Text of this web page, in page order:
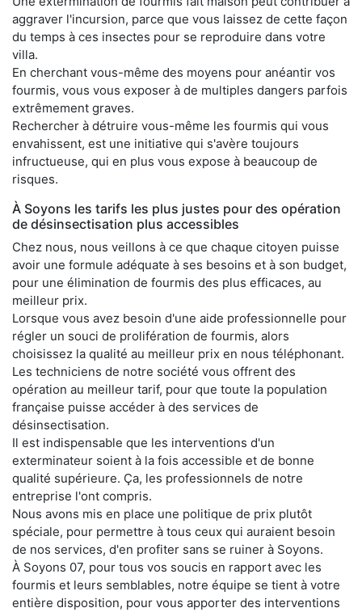
aggraver l'incursion, parce que vous laissez de cette façon
du temps à ces insectes pour se reproduire dans votre
villa.
En cherchant vous-même des moyens pour anéantir vos
fourmis, vous vous exposer à de multiples dangers parfois
extrêmement graves.
Rechercher à détruire vous-même les fourmis qui vous
envahissent, est une initiative qui s'avère toujours
infructueuse, qui en plus vous expose à beaucoup de
risques.
À Soyons les tarifs les plus justes pour des opération
de désinsectisation plus accessibles
Chez nous, nous veillons à ce que chaque citoyen puisse
avoir une formule adéquate à ses besoins et à son budget,
pour une élimination de fourmis des plus efficaces, au
meilleur prix.
Lorsque vous avez besoin d'une aide professionnelle pour
régler un souci de prolifération de fourmis, alors
choisissez la qualité au meilleur prix en nous téléphonant.
Les techniciens de notre société vous offrent des
opération au meilleur tarif, pour que toute la population
française puisse accéder à des services de
désinsectisation.
Il est indispensable que les interventions d'un
exterminateur soient à la fois accessible et de bonne
qualité supérieure. Ça, les professionnels de notre
entreprise l'ont compris.
Nous avons mis en place une politique de prix plutôt
spéciale, pour permettre à tous ceux qui auraient besoin
de nos services, d'en profiter sans se ruiner à Soyons.
À Soyons 07, pour tous vos soucis en rapport avec les
fourmis et leurs semblables, notre équipe se tient à votre
entière disposition, pour vous apporter des interventions